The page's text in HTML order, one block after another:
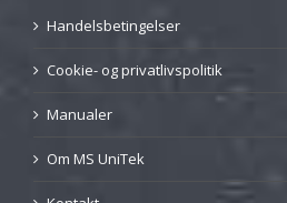
Handelsbetingelser
Cookie- og privatlivspolitik
Manualer
Om MS UniTek